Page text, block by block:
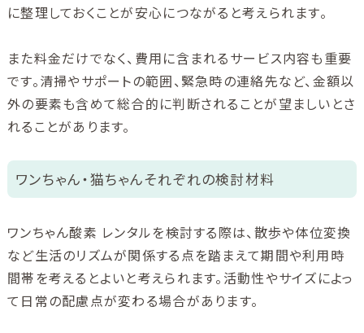
に整理しておくことが安心につながると考えられます。
また料金だけでなく、費用に含まれるサービス内容も重要
です。清掃やサポートの範囲、緊急時の連絡先など、金額以
外の要素も含めて総合的に判断されることが望ましいとさ
れることがあります。
ワンちゃん・猫ちゃんそれぞれの検討材料
ワンちゃん酸素 レンタルを検討する際は、散歩や体位変換
など生活のリズムが関係する点を踏まえて期間や利用時
間帯を考えるとよいと考えられます。活動性やサイズによっ
て日常の配慮点が変わる場合があります。